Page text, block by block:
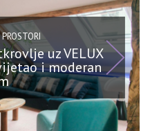
uz VELUX
i moderan